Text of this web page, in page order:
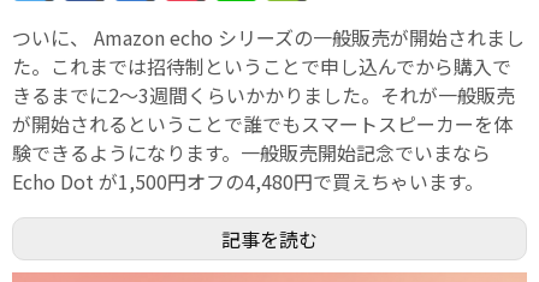
ついに、 Amazon echo シリーズの一般販売が開始されまし
た。これまでは招待制ということで申し込んでから購入で
きるまでに2〜3週間くらいかかりました。それが一般販売
が開始されるということで誰でもスマートスピーカーを体
験できるようになります。一般販売開始記念でいまなら
Echo Dot が1,500円オフの4,480円で買えちゃいます。
記事を読む